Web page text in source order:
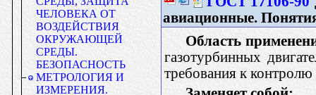
ЧЕЛОВЕКА ОТ
ВОЗДЕЙСТВИЯ
ОКРУЖАЮЩЕЙ
СРЕДЫ.
БЕЗОПАСНОСТЬ
МЕТРОЛОГИЯ И
ИЗМЕРЕНИЯ.
авиационные.
Область
газотурбинных
требования к